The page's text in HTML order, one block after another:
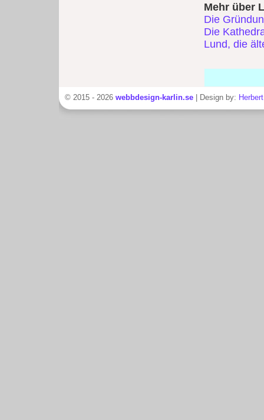
Mehr über
Die
Die
Lund, die
© 2015 - 2026 webbdesign-karlin.se | Design by: